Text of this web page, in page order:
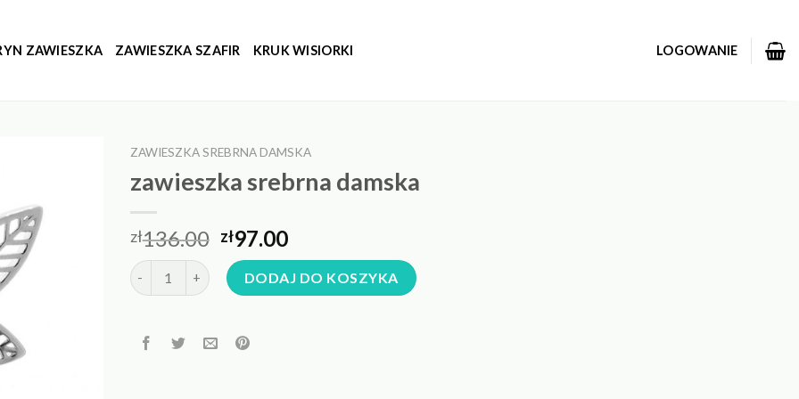
ZAWIESZKA ZAWIESZKA SZAFIR KRUK WISIORKI LOGOWANIE
ZAWIESZKA SREBRNA DAMSKA
zawieszka srebrna damska
zł136.00 zł97.00
ilość zawieszka srebrna damskaDODAJ DO KOSZYKA